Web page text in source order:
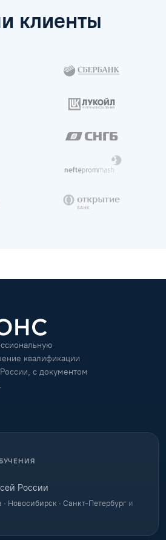
клиенты
квалификации
с документом
России
· Новосибирск · Санкт-Петербург и